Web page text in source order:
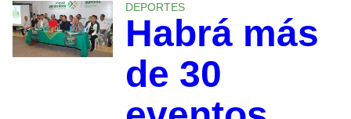
DEPORTES
Habrá más
de 30